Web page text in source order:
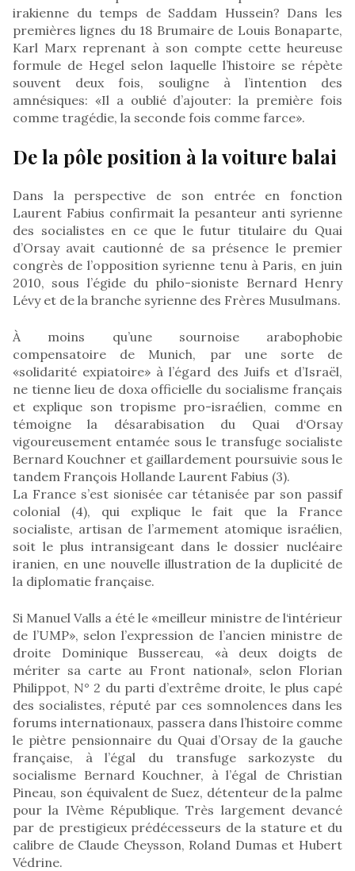
irakienne du temps de Saddam Hussein? Dans les
premières lignes du 18 Brumaire de Louis Bonaparte,
Karl Marx reprenant à son compte cette heureuse
formule de Hegel selon laquelle l’histoire se répète
souvent deux fois, souligne à l’intention des
amnésiques: «Il a oublié d’ajouter: la première fois
comme tragédie, la seconde fois comme farce».
De la pôle position à la voiture balai
Dans la perspective de son entrée en fonction
Laurent Fabius confirmait la pesanteur anti syrienne
des socialistes en ce que le futur titulaire du Quai
d’Orsay avait cautionné de sa présence le premier
congrès de l’opposition syrienne tenu à Paris, en juin
2010, sous l’égide du philo-sioniste Bernard Henry
Lévy et de la branche syrienne des Frères Musulmans.
À moins qu’une sournoise arabophobie
compensatoire de Munich, par une sorte de
«solidarité expiatoire» à l’égard des Juifs et d’Israël,
ne tienne lieu de doxa officielle du socialisme français
et explique son tropisme pro-israélien, comme en
témoigne la désarabisation du Quai d‘Orsay
vigoureusement entamée sous le transfuge socialiste
Bernard Kouchner et gaillardement poursuivie sous le
tandem François Hollande Laurent Fabius (3).
La France s’est sionisée car tétanisée par son passif
colonial (4), qui explique le fait que la France
socialiste, artisan de l’armement atomique israélien,
soit le plus intransigeant dans le dossier nucléaire
iranien, en une nouvelle illustration de la duplicité de
la diplomatie française.
Si Manuel Valls a été le «meilleur ministre de l‘intérieur
de l’UMP», selon l’expression de l’ancien ministre de
droite Dominique Bussereau, «à deux doigts de
mériter sa carte au Front national», selon Florian
Philippot, N° 2 du parti d’extrême droite, le plus capé
des socialistes, réputé par ces somnolences dans les
forums internationaux, passera dans l’histoire comme
le piètre pensionnaire du Quai d’Orsay de la gauche
française, à l’égal du transfuge sarkozyste du
socialisme Bernard Kouchner, à l’égal de Christian
Pineau, son équivalent de Suez, détenteur de la palme
pour la IVème République. Très largement devancé
par de prestigieux prédécesseurs de la stature et du
calibre de Claude Cheysson, Roland Dumas et Hubert
Védrine.